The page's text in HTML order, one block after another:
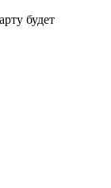
будет